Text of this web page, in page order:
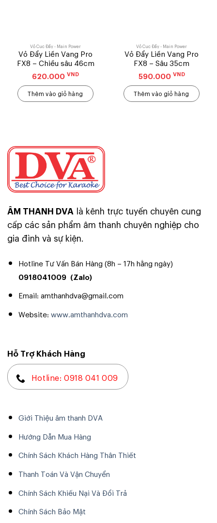
Vỏ Cục Đẩy - Main Power
Vỏ Đẩy Liền Vang Pro
FX8 – Chiều sâu 46cm
620.000 VND
Thêm vào giỏ hàng
Vỏ Cục Đẩy - Main Power
Vỏ Đẩy Liền Vang Pro
FX8 – Sâu 35cm
590.000 VND
Thêm vào giỏ hàng
ÂM THANH DVA là kênh trực tuyến chuyên cung
cấp các sản phẩm âm thanh chuyên nghiệp cho
gia đình và sự kiện.
Hotline Tư Vấn Bán Hàng (8h – 17h hằng ngày)
0918041009 (Zalo)
Email: amthanhdva@gmail.com
Website:www.amthanhdva.com
Hỗ Trợ Khách Hàng
Hotline: 0918 041 009
Giới Thiệu âm thanh DVA
Hướng Dẫn Mua Hàng
Chính Sách Khách Hàng Thân Thiết
Thanh Toán Và Vận Chuyển
Chính Sách Khiếu Nại Và Đổi Trả
Chính Sách Bảo Mật